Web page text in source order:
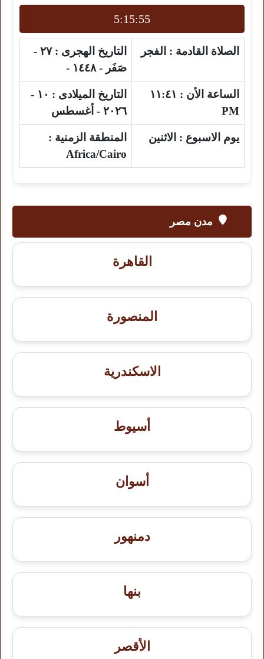
5:15:54
الصلاة القادمة : الفجر التاريخ الهجرى :
٢٧ -
صَفَر - ١٤٤٨ -
الساعة الأن : ١١:٤١
PM
التاريخ الميلادى :
١٠ -
٢٠٢٦ - أغسطس
يوم الاسبوع : الاثنين
المنطقة الزمنية :
Africa/Cairo
مدن مصر
القاهرة
المنصورة
الاسكندرية
أسيوط
أسوان
دمنهور
بنها
الأقصر